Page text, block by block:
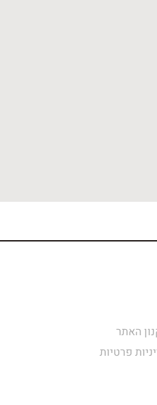
האתר
פרטיות